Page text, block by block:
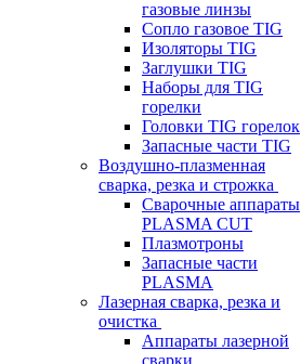
газовые линзы
Сопло газовое TIG
Изоляторы TIG
Заглушки TIG
Наборы для TIG
горелки
Головки TIG горелок
Запасные части TIG
Воздушно-плазменная
сварка, резка и строжка
Сварочные аппараты
PLASMA CUT
Плазмотроны
Запасные части
PLASMA
Лазерная сварка, резка и
очистка
Аппараты лазерной
сварки